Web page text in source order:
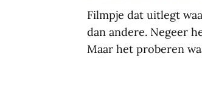
Filmpje dat uitlegt
dan andere. Negeer
Maar het proberen